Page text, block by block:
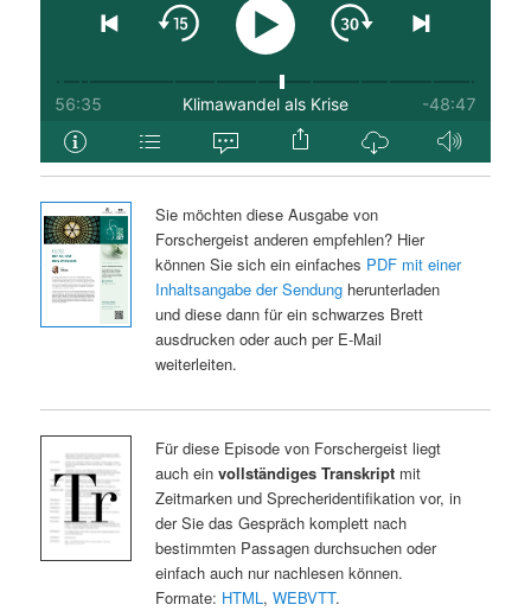
Sie möchten diese Ausgabe von
Forschergeist anderen empfehlen? Hier
können Sie sich ein einfaches PDF mit einer
Inhaltsangabe der Sendungherunterladen
und diese dann für ein schwarzes Brett
ausdrucken oder auch per E-Mail
weiterleiten.
Für diese Episode von Forschergeist liegt
auch ein vollständiges Transkriptmit
Zeitmarken und Sprecheridentifikation vor, in
der Sie das Gespräch komplett nach
bestimmten Passagen durchsuchen oder
einfach auch nur nachlesen können.
Formate: HTML, WEBVTT.